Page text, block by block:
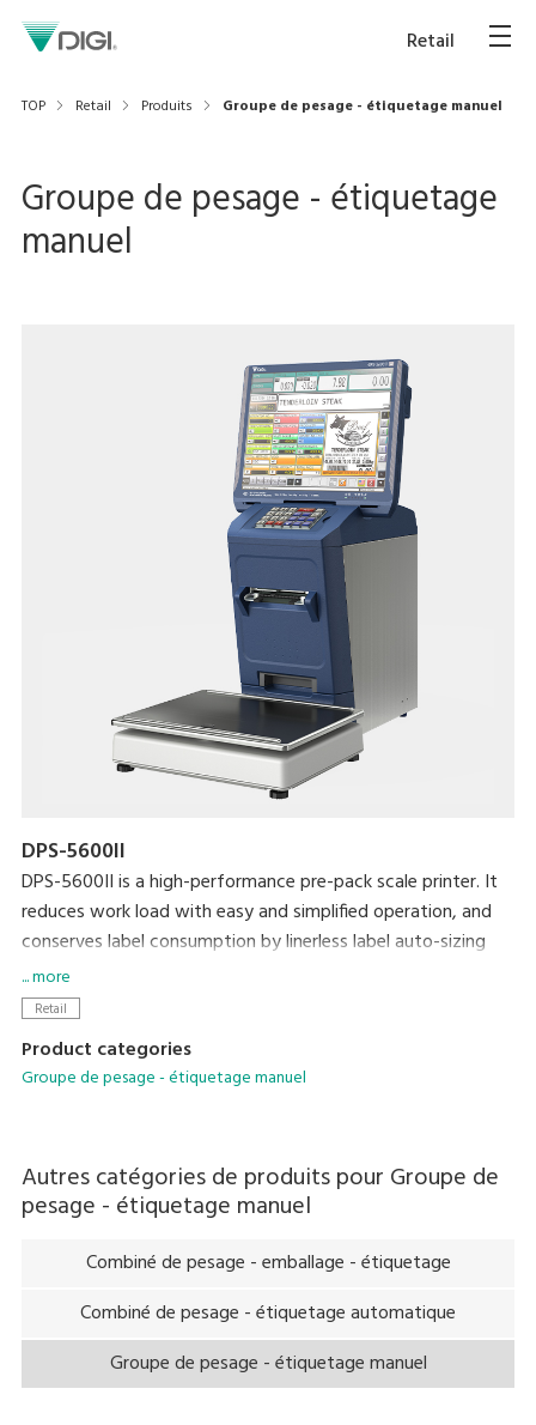
Retail
TOP Retail Produits Groupe de pesage - étiquetage manuel
Groupe de pesage - étiquetage
manuel
DPS-5600II
DPS-5600II is a high-performance pre-pack scale printer. It
reduces work load with easy and simplified operation, and
conserves label consumption by linerless label auto-sizing
and auto-cut feature to achieve lower cost and a smaller
environmental footprint.
... more
Retail
Product categories
Groupe de pesage - étiquetage manuel
Autres catégories de produits pour Groupe de
pesage - étiquetage manuel
Combiné de pesage - emballage - étiquetage
Combiné de pesage - étiquetage automatique
Groupe de pesage - étiquetage manuel